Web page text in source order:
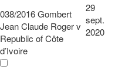
038/2016 Gombert
Jean Claude Roger v
Republic of Côte
d’Ivoire
29
sept.
2020